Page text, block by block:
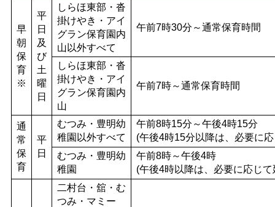
早
朝
保
育
※
平
日
及
び
土
曜
日
しらほ東部・沓
掛けやき・アイ
グラン保育園内
山以外すべて
午前7時30分～通常保育時間
しらほ東部・沓
掛けやき・アイ
グラン保育園内
山
午前7時～通常保育時間
通
常
保
育
平
日
むつみ・豊明幼
稚園以外すべて
午前8時15分～午後4時15分
(午後4時15分以降は、必要に
むつみ・豊明幼
稚園
午前8時～午後4時
(午後4時以降は、必要に応じ
二村台・舘・む
つみ・マミー